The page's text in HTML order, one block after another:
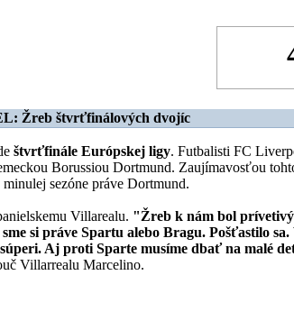
Žreb štvrťfinálových dvojíc
štvrťfinále Európskej ligy. Futbalisti FC
Borussiou Dortmund. Zaujímavosťou
minulej sezóne práve Dortmund.
Villarealu. "Žreb k nám bol
si práve Spartu alebo Bragu. Pošťastilo
Aj proti Sparte musíme dbať na malé
Villarrealu Marcelino.